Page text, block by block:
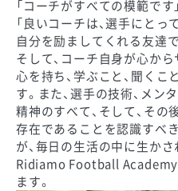
「コーチがすべての模範です」
「良いコーチは、選手にとっ
自分を励ましてくれる友達
そして、コーチ自身が心か
心を持ち、学ぶこと、聞く
す。また、選手の技術、メン
精神のすべて、そして、そ
存在であることを認識すべ
が、毎日の生活の中に生か
Ridiamo Football Academy
ます。